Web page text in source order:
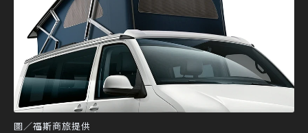
圖／福斯商旅提供